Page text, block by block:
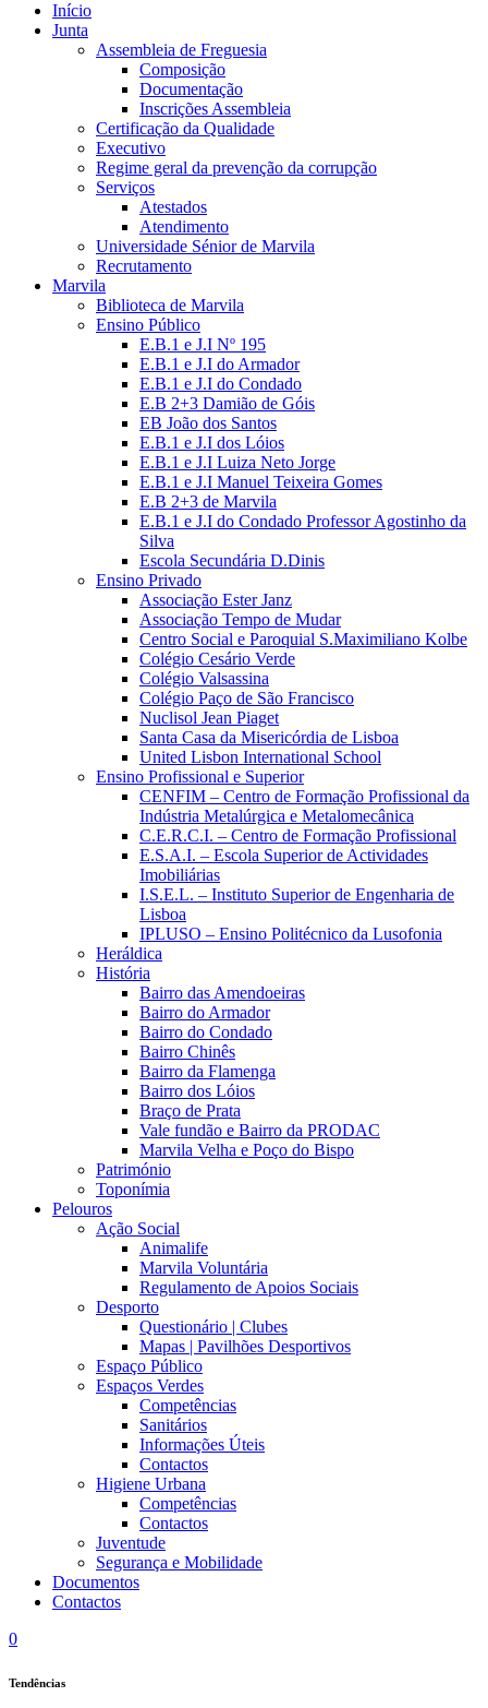
Início
Junta
Assembleia de Freguesia
Composição
Documentação
Inscrições Assembleia
Certificação da Qualidade
Executivo
Regime geral da prevenção da corrupção
Serviços
Atestados
Atendimento
Universidade Sénior de Marvila
Recrutamento
Marvila
Biblioteca de Marvila
Ensino Público
E.B.1 e J.I Nº 195
E.B.1 e J.I do Armador
E.B.1 e J.I do Condado
E.B 2+3 Damião de Góis
EB João dos Santos
E.B.1 e J.I dos Lóios
E.B.1 e J.I Luiza Neto Jorge
E.B.1 e J.I Manuel Teixeira Gomes
E.B 2+3 de Marvila
E.B.1 e J.I do Condado Professor Agostinho da
Silva
Escola Secundária D.Dinis
Ensino Privado
Associação Ester Janz
Associação Tempo de Mudar
Centro Social e Paroquial S.Maximiliano Kolbe
Colégio Cesário Verde
Colégio Valsassina
Colégio Paço de São Francisco
Nuclisol Jean Piaget
Santa Casa da Misericórdia de Lisboa
United Lisbon International School
Ensino Profissional e Superior
CENFIM – Centro de Formação Profissional da
Indústria Metalúrgica e Metalomecânica
C.E.R.C.I. – Centro de Formação Profissional
E.S.A.I. – Escola Superior de Actividades
Imobiliárias
I.S.E.L. – Instituto Superior de Engenharia de
Lisboa
IPLUSO – Ensino Politécnico da Lusofonia
Heráldica
História
Bairro das Amendoeiras
Bairro do Armador
Bairro do Condado
Bairro Chinês
Bairro da Flamenga
Bairro dos Lóios
Braço de Prata
Vale fundão e Bairro da PRODAC
Marvila Velha e Poço do Bispo
Património
Toponímia
Pelouros
Ação Social
Animalife
Marvila Voluntária
Regulamento de Apoios Sociais
Desporto
Questionário | Clubes
Mapas | Pavilhões Desportivos
Espaço Público
Espaços Verdes
Competências
Sanitários
Informações Úteis
Contactos
Higiene Urbana
Competências
Contactos
Juventude
Segurança e Mobilidade
Documentos
Contactos
0
Tendências